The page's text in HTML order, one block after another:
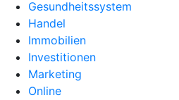
Gesundheitssystem
Handel
Immobilien
Investitionen
Marketing
Online